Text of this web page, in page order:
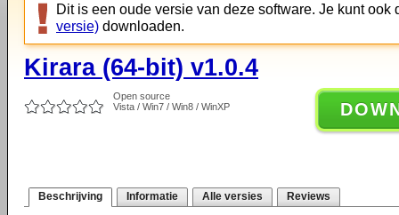
Dit is een oude versie van deze software. Je kunt ook
versie) downloaden.
Kirara (64-bit) v1.0.4
Open source
Vista / Win7 / Win8 / WinXP
Beschrijving Informatie Alle versies Reviews